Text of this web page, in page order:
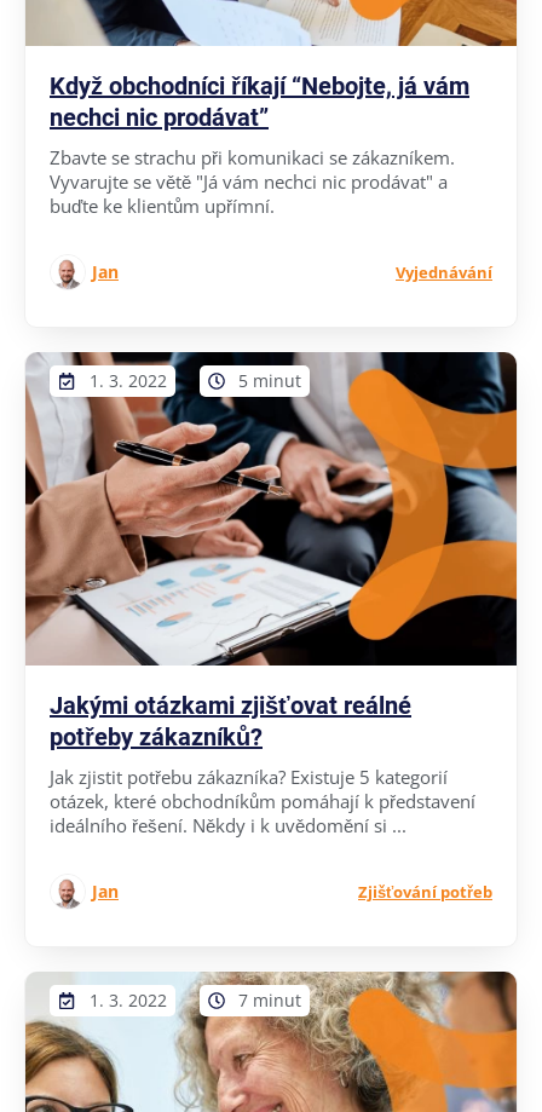
Když obchodníci říkají “Nebojte, já vám
nechci nic prodávat”
Zbavte se strachu při komunikaci se zákazníkem.
Vyvarujte se větě "Já vám nechci nic prodávat" a
buďte ke klientům upřímní.
Jan Vyjednávání
1. 3. 2022 5 minut
Jakými otázkami zjišťovat reálné
potřeby zákazníků?
Jak zjistit potřebu zákazníka? Existuje 5 kategorií
otázek, které obchodníkům pomáhají k představení
ideálního řešení. Někdy i k uvědomění si ...
Jan Zjišťování potřeb
1. 3. 2022 7 minut